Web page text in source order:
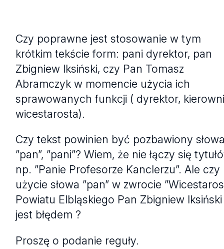
Czy poprawne jest stosowanie w tym
krótkim tekście form: pani dyrektor, pan
Zbigniew Iksiński, czy Pan Tomasz
Abramczyk w momencie użycia ich
sprawowanych funkcji ( dyrektor,
wicestarosta).
Czy tekst powinien być pozbawiony
”pan”, ”pani”? Wiem, że nie łączy się
np. ”Panie Profesorze Kanclerzu”. Ale czy
użycie słowa ”pan” w zwrocie
Powiatu Elbląskiego Pan Zbigniew Iksiński
jest błędem ?
Proszę o podanie reguły.